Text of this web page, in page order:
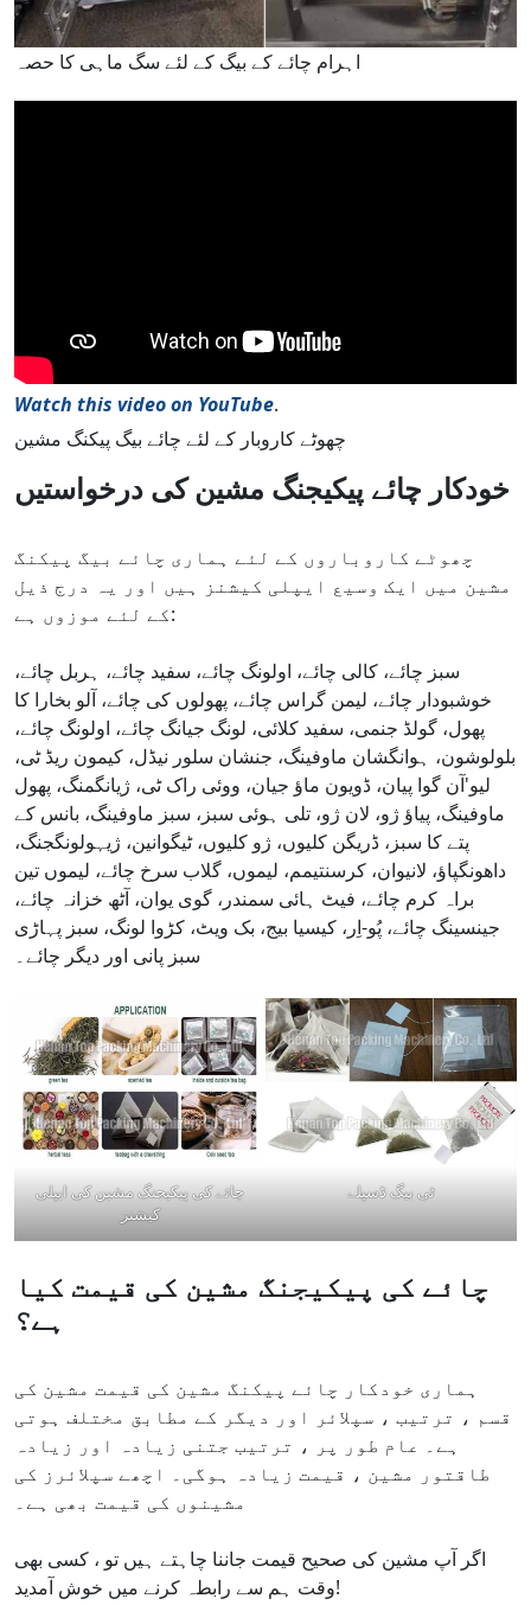
اہرام چائے کے بیگ کے لئے سگ ماہی کا حصہ
Watch this video on YouTube.
چھوٹے کاروبار کے لئے چائے بیگ پیکنگ مشین
خودکار چائے پیکیجنگ مشین کی درخواستیں
چھوٹے کاروباروں کے لئے ہماری چائے بیگ پیکنگ
مشین میں ایک وسیع ایپلی کیشنز ہیں اور یہ درج ذیل
کے لئے موزوں ہے:
سبز چائے، کالی چائے، اولونگ چائے، سفید چائے، ہربل چائے،
خوشبودار چائے، لیمن گراس چائے، پھولوں کی چائے، آلو بخارا کا
پھول، گولڈ جنمی، سفید کلائی، لونگ جیانگ چائے، اولونگ چائے،
بلولوشون، ہوانگشان ماوفینگ، جنشان سلور نیڈل، کیمون ریڈ ٹی،
لیو'آن گوا پیان، ڈویون ماؤ جیان، ووئی راک ٹی، ژیانگمنگ، پھول
ماوفینگ، پیاؤ ژو، لان ژو، تلی ہوئی سبز، سبز ماوفینگ، بانس کے
پتے کا سبز، ڈریگن کلیوں، ژو کلیوں، ٹیگوانین، ژیہولونگجنگ،
داھونگپاؤ، لانیوان، کرسنتیمم، لیموں، گلاب سرخ چائے، لیموں تین
براہ کرم چائے، فیٹ ہائی سمندر، گوی یوان، آٹھ خزانہ چائے،
جینسینگ چائے، پُو-اِر، کیسیا بیج، بک ویٹ، کڑوا لونگ، سبز پہاڑی
سبز پانی اور دیگر چائے۔
چائے کی پیکیجنگ مشین کی ایپلی
کیشنز
ٹی بیگ ڈسپلے
چائے کی پیکیجنگ مشین کی قیمت کیا
ہے؟
ہماری خودکار چائے پیکنگ مشین کی قیمت مشین کی
قسم ، ترتیب ، سپلائر اور دیگر کے مطابق مختلف ہوتی
ہے۔ عام طور پر ، ترتیب جتنی زیادہ اور زیادہ
طاقتور مشین ، قیمت زیادہ ہوگی۔ اچھے سپلائرز کی
مشینوں کی قیمت بھی ہے۔
اگر آپ مشین کی صحیح قیمت جاننا چاہتے ہیں تو ، کسی بھی
وقت ہم سے رابطہ کرنے میں خوش آمدید!